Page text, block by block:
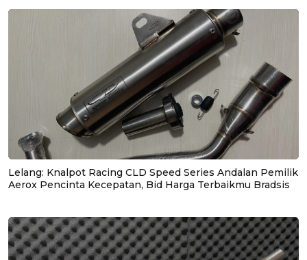
Lelang: Knalpot Racing CLD Speed Series Andalan Pemilik
Aerox Pencinta Kecepatan, Bid Harga Terbaikmu Bradsis